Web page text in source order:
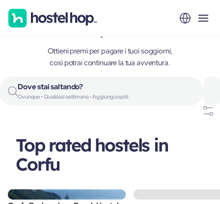
Corfu, Greece
Ottieni premi per pagare i tuoi soggiorni,
così potrai continuare la tua avventura.
Dove stai saltando?
Ovunque • Qualsiasi settimana • Aggiungi ospiti
Top rated hostels in
Corfu